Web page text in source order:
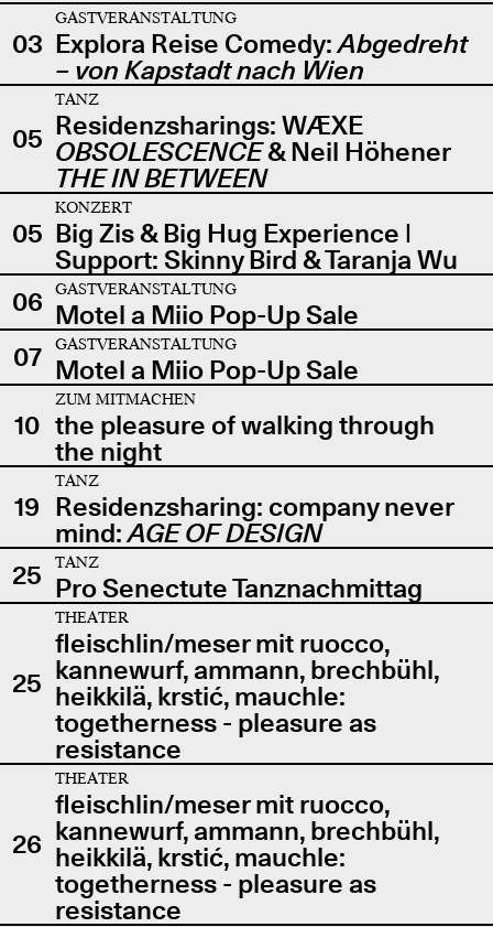
03
GASTVERANSTALTUNG
Explora Reise Comedy:Abgedreht
– von Kapstadt nach Wien
05
TANZ
Residenzsharings: WÆXE
OBSOLESCENCE& Neil Höhener
THE IN BETWEEN
05
KONZERT
Big Zis & Big Hug Experience |
Support: Skinny Bird & Taranja Wu
06
GASTVERANSTALTUNG
Motel a Miio Pop-Up Sale
07
GASTVERANSTALTUNG
Motel a Miio Pop-Up Sale
10
ZUM MITMACHEN
the pleasure of walking through
the night
19
TANZ
Residenzsharing: company never
mind:AGE OF DESIGN
25
TANZ
Pro Senectute Tanznachmittag
25
THEATER
fleischlin/meser mit ruocco,
kannewurf, ammann, brechbühl,
heikkilä, krstić, mauchle:
togetherness - pleasure as
resistance
26
THEATER
fleischlin/meser mit ruocco,
kannewurf, ammann, brechbühl,
heikkilä, krstić, mauchle:
togetherness - pleasure as
resistance